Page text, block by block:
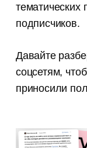
тематических
подписчиков.
Давайте
соцсетям,
приносили